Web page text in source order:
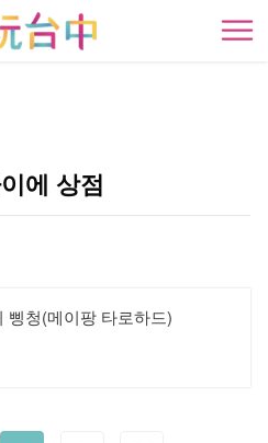
開
에 상점
삥청(메이팡 타로하드)